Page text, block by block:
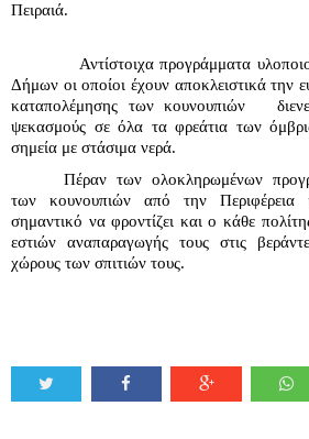
Πειραιά.
Δήμων οι οποίοι έχουν αποκλειστικά την
καταπολέμησης των κουνουπιών
ψεκασμούς σε όλα τα φρεάτια των
σημεία με στάσιμα νερά.
Πέραν των ολοκληρωμένων
των κουνουπιών από την Περιφέρεια
σημαντικό να φροντίζει και ο κάθε
εστιών αναπαραγωγής τους στις
χώρους των σπιτιών τους.